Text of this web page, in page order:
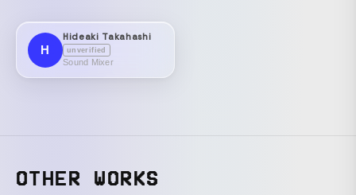
H
Hideaki Takahashi
unverified
Sound Mixer
OTHER WORKS